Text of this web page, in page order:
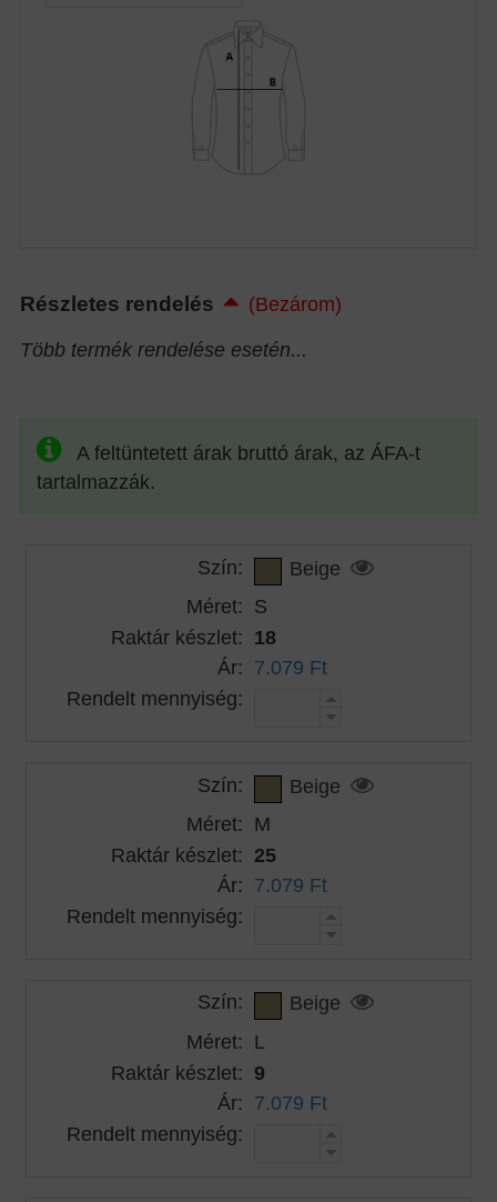
Részletes rendelés
(Bezárom)
Több termék rendelése esetén...
A feltüntetett árak bruttó árak, az ÁFA-t
tartalmazzák.
Szín:
Beige
Méret: S
Raktár készlet: 18
Ár: 7.079 Ft
Rendelt mennyiség:
Szín:
Beige
Méret: M
Raktár készlet: 25
Ár: 7.079 Ft
Rendelt mennyiség:
Szín:
Beige
Méret: L
Raktár készlet: 9
Ár: 7.079 Ft
Rendelt mennyiség: